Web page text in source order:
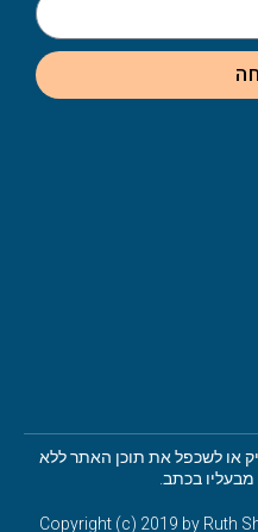
אין להעתיק או לשכפל את תוכן האתר ללא
בכתב.
Copyright (c) 2019 by Ruth